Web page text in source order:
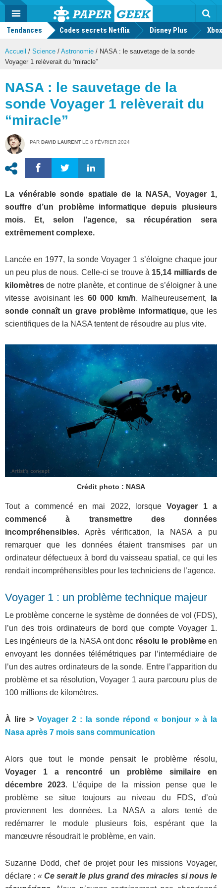
Actu
geek
MENU
Tendances Codes secrets Netflix Disney Plus
Accueil / Science / Astronomie / NASA : le sauvetage de la sonde
Voyager 1 relèverait du “miracle”
NASA : le sauvetage de la
sonde Voyager 1 relèverait du
“miracle”
PAR DAVID LAURENT LE 8 FÉVRIER 2024
La vénérable sonde spatiale de la NASA, Voyager 1,
souffre d’un problème informatique depuis plusieurs
mois. Et, selon l’agence, sa récupération sera
extrêmement complexe.
Lancée en 1977, la sonde Voyager 1 s’éloigne chaque jour
un peu plus de nous. Celle-ci se trouve à 15,14 milliards de
kilomètres de notre planète, et continue de s’éloigner à une
vitesse avoisinant les 60 000 km/h. Malheureusement,
la
sonde connaît un grave problème informatique,que les
scientifiques de la NASA tentent de résoudre au plus vite.
Crédit photo : NASA
Tout a commencé en mai 2022, lorsqueVoyager 1 a
commencé à transmettre des données
incompréhensibles. Après vérification, la NASA a pu
remarquer que les données étaient transmises par un
ordinateur défectueux à bord du vaisseau spatial, ce qui les
rendait incompréhensibles pour les techniciens de l’agence.
Voyager 1 : un problème technique majeur
Le problème concerne le système de données de vol (FDS),
l’un des trois ordinateurs de bord que compte Voyager 1.
Les ingénieurs de la NASA ont donc résolu le problèmeen
envoyant les données télémétriques par l’intermédiaire de
l’un des autres ordinateurs de la sonde. Entre l’apparition du
problème et sa résolution, Voyager 1 aura parcouru plus de
100 millions de kilomètres.
À lire > Voyager 2 : la sonde répond « bonjour » à la
Nasa après 7 mois sans communication
Alors que tout le monde pensait le problème résolu,
Voyager 1 a rencontré un problème similaire en
décembre 2023. L’équipe de la mission pense que le
problème se situe toujours au niveau du FDS, d’où
proviennent les données. La NASA a alors tenté de
redémarrer le module plusieurs fois, espérant que la
manœuvre résoudrait le problème, en vain.
Suzanne Dodd, chef de projet pour les missions Voyager,
déclare : « Ce serait le plus grand des miracles si nous le
Mode
FacebookTwitter Youtube